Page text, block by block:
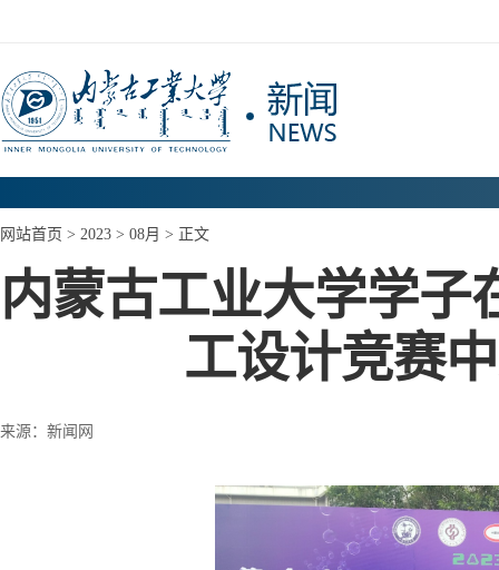
网站首页 > 2023 > 08月 > 正文
内蒙古工业大学学子
工设计竞赛
来源：新闻网